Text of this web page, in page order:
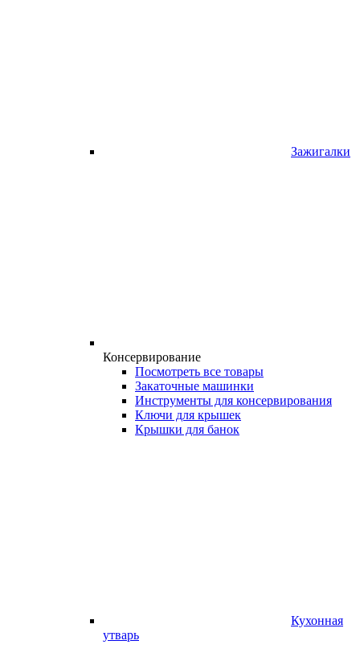
Зажигалки
Консервирование
Посмотреть все товары
Закаточные машинки
Инструменты для консервирования
Ключи для крышек
Крышки для банок
Кухонная
утварь